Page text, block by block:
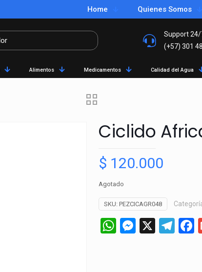
Home Quienes Somos
Support
(+57) 301
Alimentos Medicamentos Calidad del Agua
Ciclido
$ 120.000
Agotado
SKU: PEZCICAGR048
WhatsApp
X